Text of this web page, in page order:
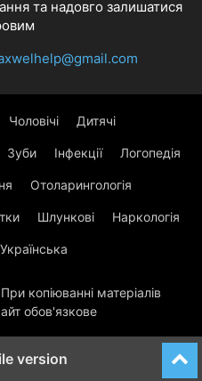
та надовго залишатися
Чоловічі Дитячі
Зуби Інфекції Логопедія
Отоларингологія
Шлункові Наркологія
Українська
копіюванні матеріалів
обов'язкове
version